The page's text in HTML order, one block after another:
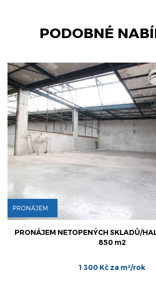
PODOBNÉ
NETOPENÝCH SKLADŮ/HAL V
1 300 Kč za m²/rok